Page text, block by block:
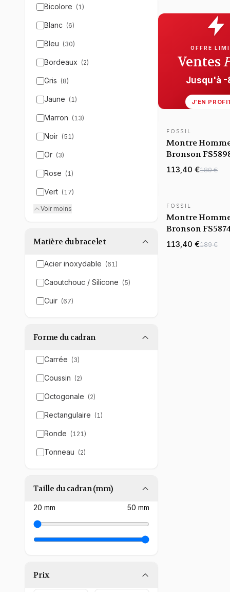
Bicolore (1)
Blanc (6)
Bleu (30)
Bordeaux (2)
Gris (8)
Jaune (1)
Marron (13)
Noir (51)
Or (3)
Rose (1)
Vert (17)
Voir moins
Matière du bracelet
Acier inoxydable (61)
Caoutchouc / Silicone (5)
Cuir (67)
Forme du cadran
Carrée (3)
Coussin (2)
Octogonale (2)
Rectangulaire (1)
Ronde (121)
Tonneau (2)
Taille du cadran (mm)
20 mm 50 mm
Prix
OFFRE
Ventes
Jusqu'à -
J'EN
NOUVEAUTÉ
FOSSIL
Montre
Bronson
vert bracelet cuir
113,40 €189 €
NOUVEAUTÉ
FOSSIL
Montre
Bronson
noir bracelet
113,40 €189 €